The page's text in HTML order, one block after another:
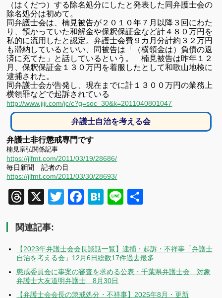
（はくだつ）する除名処分にしたと発表した同弁護士会の
除名処分は初めて。
同弁護士会は、楠見被告が２０１０年７月以降３回にわた
り、預かっていた和解金や保釈保証金など計４８０万円を
私的に流用したと認定。弁護士会費９カ月分計約３２万円
も滞納しているといい、同被告は「（横領金は）負債の返
済に充てた」と話しているという。 楠見被告は昨年１２
月、保釈保証金１３０万円を着服したとして和歌山地検に
逮捕された。
同弁護士会が告発し、現在までに計１３００万円の業務上
横領罪などで起訴されている
http://www.jiji.com/jc/c?g=soc_30&k=2011040801047
弁護士自治を考える会
弁護士非行懲戒専門です
楠見宗弘関係記事
https://jlfmt.com/2011/03/19/28686/
毎日新聞 記者の目
https://jlfmt.com/2011/03/30/28693/
Threads
X TwitterFacebook
Hatena
Line
関連記事:
【2023年弁護士会会長談話一覧】逮捕・起訴・不祥事「弁護士
自治を考える会」12月6日総数17件過去最多
懲戒委員会に事案の審査を求める公表・千葉県弁護士会 対象
弁護士大友道明弁護士 8月30日
【弁護士会会長の懲戒処分・不祥事】2025年8月・更新